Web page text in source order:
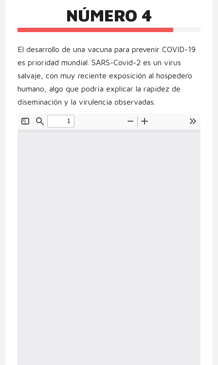
NÚMERO 4
El desarrollo de una vacuna para prevenir COVID-19
es prioridad mundial. SARS-Covid-2 es un virus
salvaje, con muy reciente exposición al hospedero
humano, algo que podría explicar la rapidez de
diseminación y la virulencia observadas.